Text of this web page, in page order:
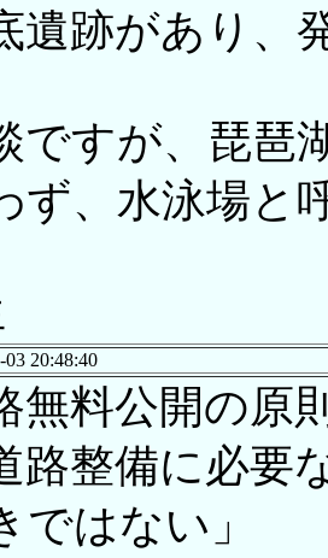
遺跡があり、
ですが、琵琶
ず、水泳場と
03 20:48:40
無料公開の原
路整備に必
ではない」